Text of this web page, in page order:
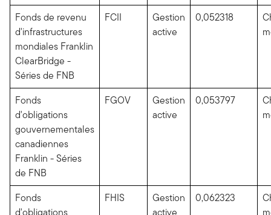
Fonds de revenu
d'infrastructures
mondiales Franklin
ClearBridge -
Séries de FNB
FCII
Gestion
active
0,052318
Fonds
d'obligations
gouvernementales
canadiennes
Franklin - Séries
de FNB
FGOV
Gestion
active
0,053797
Fonds
FHIS
Gestion
0,062323